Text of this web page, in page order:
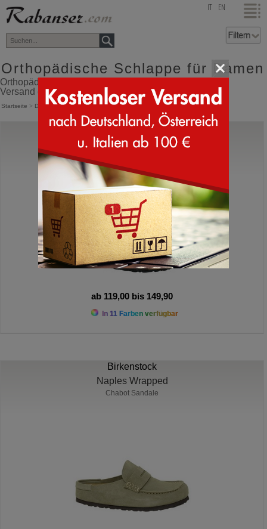
top EN
Orthopädische Schlappe für Damen
Orthopädische Schlappe für Damen Online Shop mit
Versand direkt aus Italien
Startseite > Damen>Orthopädische Schuhe>Orthopädische Schlappen
Birkenstock
Madrid Big Buckle
ab 119,00 bis 149,90
In 11 Farben verfügbar
Birkenstock
Naples Wrapped
Chabot Sandale